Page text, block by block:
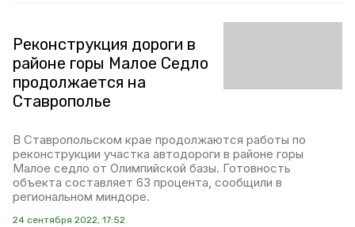
Реконструкция дороги в
районе горы Малое Седло
продолжается на
Ставрополье
В Ставропольском крае продолжаются работы по
реконструкции участка автодороги в районе горы
Малое седло от Олимпийской базы. Готовность
объекта составляет 63 процента, сообщили в
региональном миндоре.
24 сентября 2022, 17:52